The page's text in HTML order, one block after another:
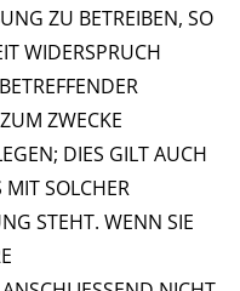
ZU BETREIBEN, SO
WIDERSPRUCH
ZWECKE
DIES GILT AUCH
MIT SOLCHER
STEHT. WENN SIE